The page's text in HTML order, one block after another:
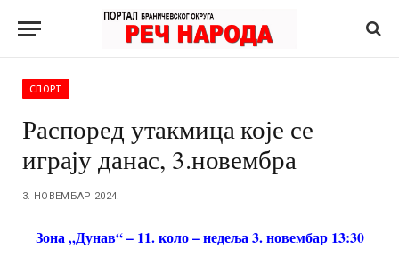
СПОРТ
Распоред утакмица које се
играју данас, 3.новембра
3. НОВЕМБАР 2024.
Зона „Дунав“ – 11. коло – недеља 3. новембар 13:30